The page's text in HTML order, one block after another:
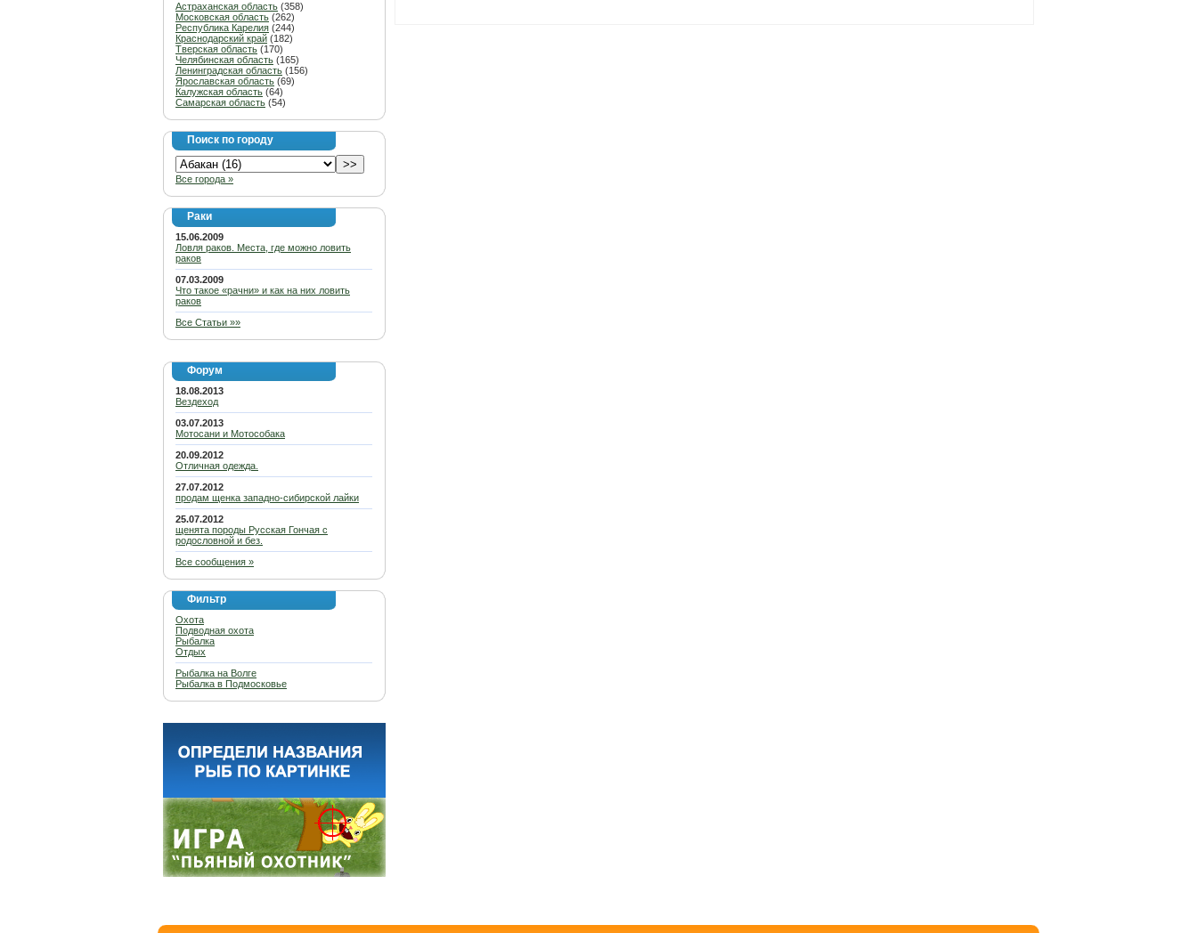
Астраханская область (358)
Московская область (262)
Республика Карелия (244)
Краснодарский край (182)
Тверская область (170)
Челябинская область (165)
Ленинградская область (156)
Ярославская область (69)
Калужская область (64)
Самарская область (54)
Поиск по городу
Все города »
Раки
15.06.2009
Ловля раков. Места, где можно ловить
раков
07.03.2009
Что такое «рачни» и как на них ловить
раков
Все Статьи »»
Форум
18.08.2013
Вездеход
03.07.2013
Мотосани и Мотособака
20.09.2012
Отличная одежда.
27.07.2012
продам щенка западно-сибирской лайки
25.07.2012
щенята породы Русская Гончая с
родословной и без.
Все сообщения »
Фильтр
Охота
Подводная охота
Рыбалка
Отдых
Рыбалка на Волге
Рыбалка в Подмосковье